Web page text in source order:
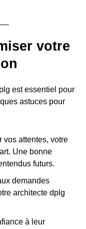
votre
est essentiel pour
astuces pour
vos attentes, votre
Une bonne
futurs.
demandes
architecte dplg
à leur